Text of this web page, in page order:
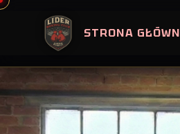
Skip
STRONA